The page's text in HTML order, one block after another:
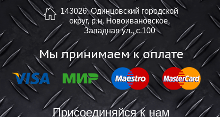
143026, Одинцовский городской
округ, р.н. Новоивановское,
Западная ул., с.100
Мы принимаем к оплате
Присоединяйся к нам